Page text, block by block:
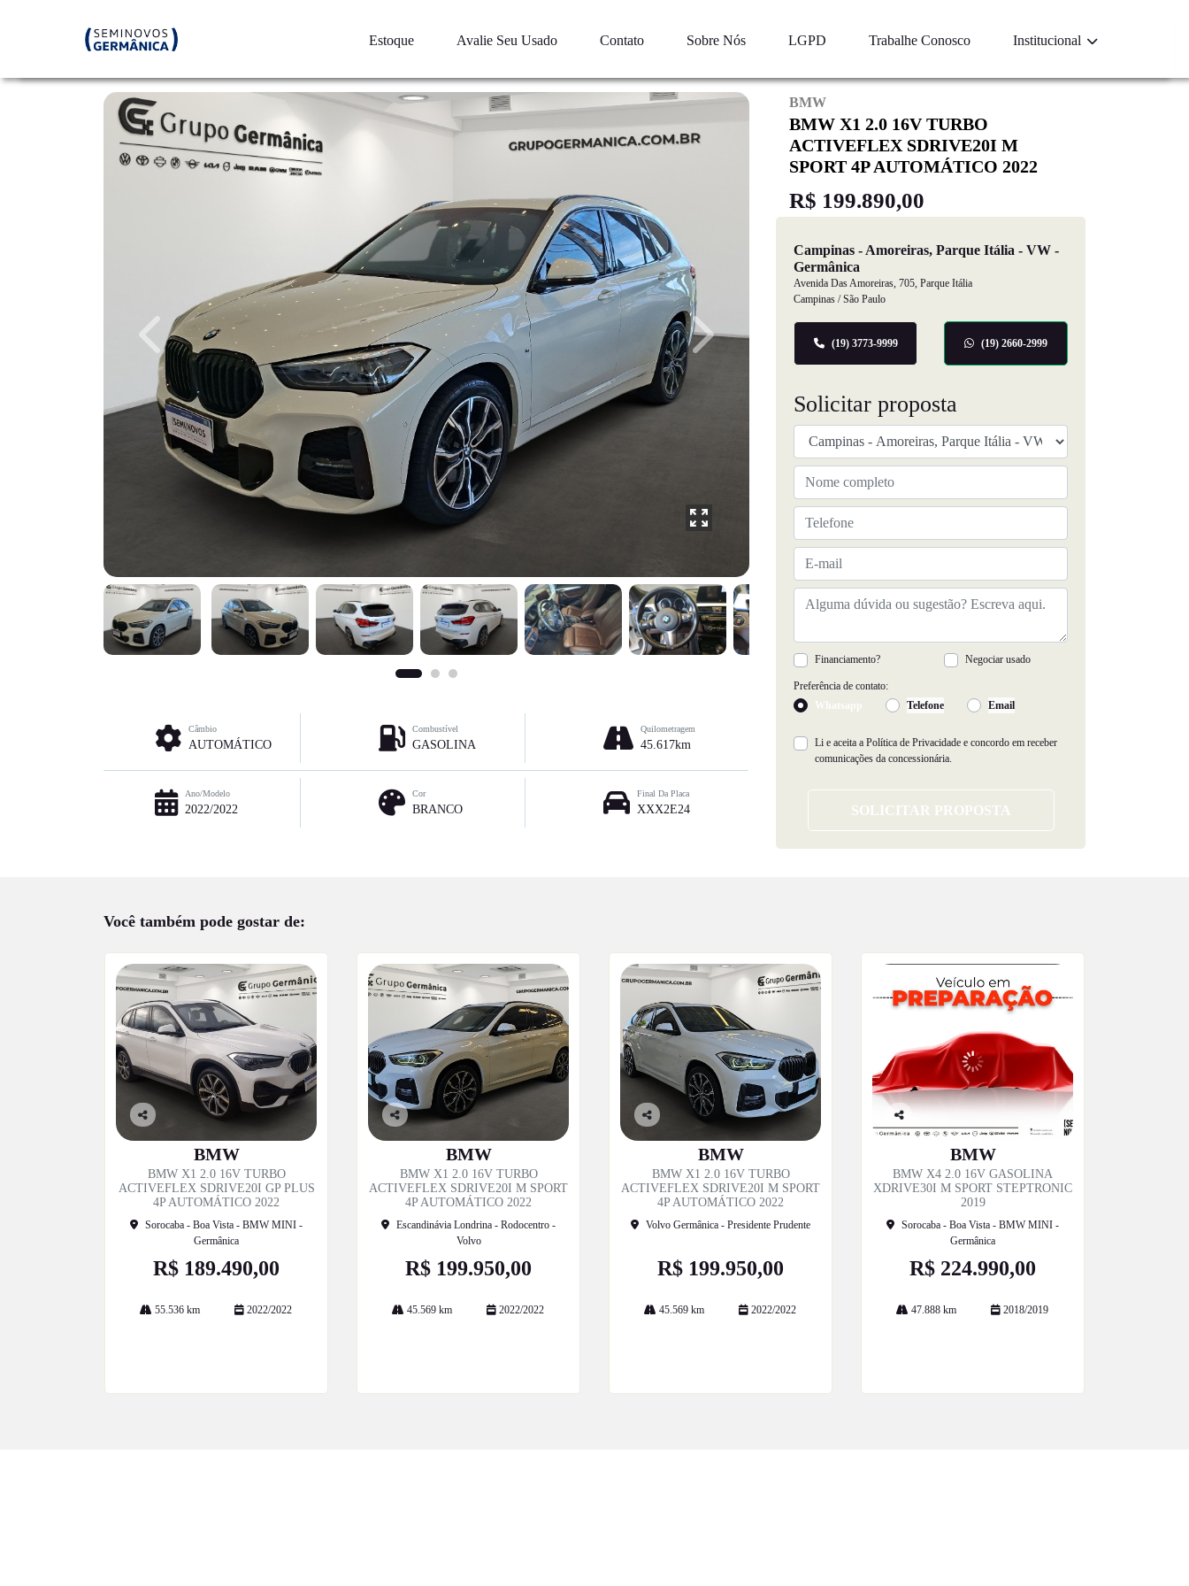
Estoque Avalie Seu Usado Contato Sobre Nós LGPD Trabalhe Conosco Institucional
BMW
BMW X1 2.0 16V TURBO
ACTIVEFLEX SDRIVE20I M
SPORT 4P AUTOMÁTICO 2022
R$ 199.890,00
Campinas - Amoreiras, Parque Itália - VW -
Germânica
Avenida Das Amoreiras, 705, Parque Itália
Campinas / São Paulo
(19) 3773-9999 (19) 2660-2999
Solicitar proposta
Financiamento? Negociar usado
Preferência de contato:
Whatsapp
Telefone Email
Li e aceita a Política de Privacidade e concordo em receber
comunicações da concessionária.
SOLICITAR PROPOSTA
Previous Next
Câmbio
AUTOMÁTICO
Combustível
GASOLINA
Quilometragem
45.617km
Ano/Modelo
2022/2022
Cor
BRANCO
Final Da Placa
XXX2E24
Você também pode gostar de:
BMW
BMW X1 2.0 16V TURBO
ACTIVEFLEX SDRIVE20I GP PLUS
4P AUTOMÁTICO 2022
Sorocaba - Boa Vista - BMW MINI -
Germânica
R$ 189.490,00
55.536 km 2022/2022
BMW
BMW X1 2.0 16V TURBO
ACTIVEFLEX SDRIVE20I M SPORT
4P AUTOMÁTICO 2022
Escandinávia Londrina - Rodocentro -
Volvo
R$ 199.950,00
45.569 km 2022/2022
BMW
BMW X1 2.0 16V TURBO
ACTIVEFLEX SDRIVE20I M SPORT
4P AUTOMÁTICO 2022
Volvo Germânica - Presidente Prudente
R$ 199.950,00
45.569 km 2022/2022
Co
he
BMW
BMW X4 2.0 16V GASOLINA
XDRIVE30I M SPORT STEPTRONIC
2019
Sorocaba - Boa Vista - BMW MINI -
Germânica
R$ 224.990,00
47.888 km 2018/2019